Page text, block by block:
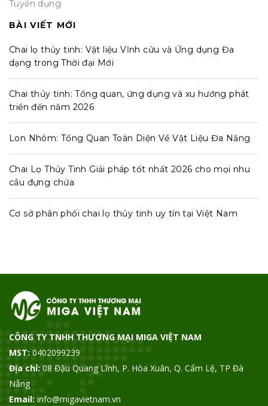
Tuyển dụng
BÀI VIẾT MỚI
Chai lọ thủy tinh: Vật liệu Vĩnh cửu và Ứng dụng Đa
dạng trong Thời đại Mới
Chai thủy tinh: Tổng quan, ứng dụng và xu hướng phát
triển đến năm 2026
Lon Nhôm: Tổng Quan Toàn Diện Về Vật Liệu Đa Năng
Chai Lọ Thủy Tinh Giải pháp tốt nhất 2026 cho mọi nhu
cầu đựng chứa
Cơ sở phân phối chai lọ thủy tinh uy tín tại Việt Nam
CÔNG TY TNHH THƯƠNG MẠI MIGA VIỆT NAM
MST:0402099239
Địa chỉ:08 Đậu Quang Lĩnh, P. Hòa Xuân, Q. Cẩm Lệ, TP Đà
Nẵng
Email: info@migavietnam.vn